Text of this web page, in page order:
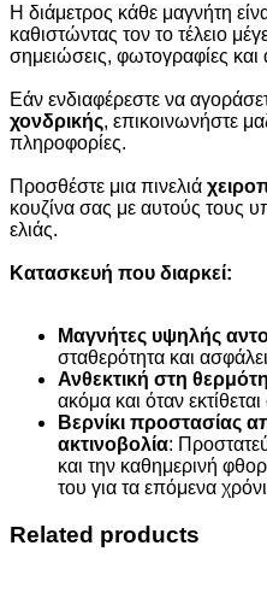
Η διάμετρος κάθε μαγνήτη
καθιστώντας τον το τέλειο
σημειώσεις, φωτογραφίες
Εάν ενδιαφέρεστε να
χονδρικής, επικοινωνήστε
πληροφορίες.
Προσθέστε μια πινελιά
κουζίνα σας με αυτούς τους
ελιάς.
Κατασκευή που διαρκεί:
Μαγνήτες υψηλής
σταθερότητα και
Ανθεκτική στη
ακόμα και όταν
Βερνίκι προστασίας
ακτινοβολία:
και την καθημερινή
του για τα επόμενα
Related products